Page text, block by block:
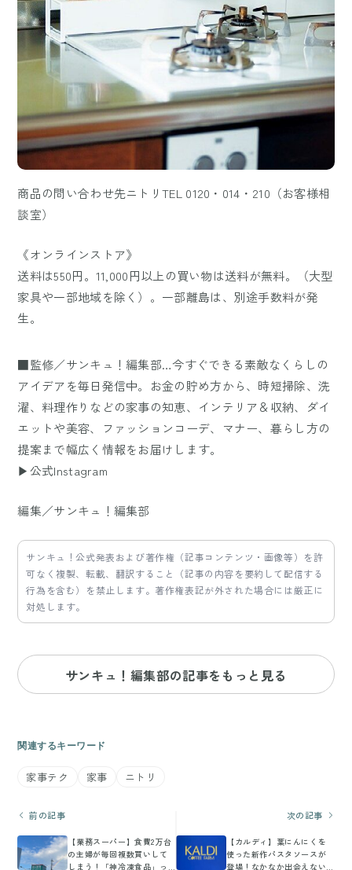
商品の問い合わせ先ニトリTEL 0120・014・210（お客様相
談室）
《オンラインストア》
送料は550円。11,000円以上の買い物は送料が無料。（大型
家具や一部地域を除く）。一部離島は、別途手数料が発
生。
■監修／サンキュ！編集部…今すぐできる素敵なくらしの
アイデアを毎日発信中。お金の貯め方から、時短掃除、洗
濯、料理作りなどの家事の知恵、インテリア＆収納、ダイ
エットや美容、ファッションコーデ、マナー、暮らし方の
提案まで幅広く情報をお届けします。
▶公式Instagram
編集／サンキュ！編集部
サンキュ！公式発表および著作権（記事コンテンツ・画像等）を許
可なく複製、転載、翻訳すること（記事の内容を要約して配信する
行為を含む）を禁止します。著作権表記が外された場合には厳正に
対処します。
サンキュ！編集部の記事をもっと見る
関連するキーワード
家事テク 家事 ニトリ
前の記事
【業務スーパー】食費2万台
の主婦が毎回複数買いして
しまう！「神冷凍食品」っ
次の記事
【カルディ】葉にんにくを
使った新作パスタソースが
登場！なかなか出会えない